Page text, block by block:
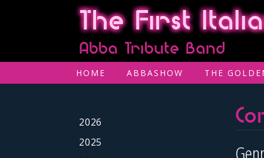
The First
Abba Tribute Band
HOME ABBASHOW THE
2026
2025